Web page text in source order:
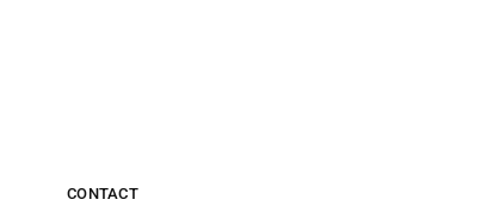
CONTACT